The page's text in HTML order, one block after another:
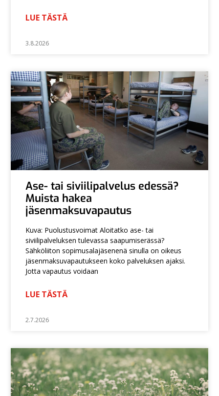
LUE TÄSTÄ
3.8.2026
Ase- tai siviilipalvelus edessä?
Muista hakea
jäsenmaksuvapautus
Kuva: Puolustusvoimat Aloitatko ase- tai
siviilipalveluksen tulevassa saapumiserässä?
Sähköliiton sopimusalajäsenenä sinulla on oikeus
jäsenmaksuvapautukseen koko palveluksen ajaksi.
Jotta vapautus voidaan
LUE TÄSTÄ
2.7.2026